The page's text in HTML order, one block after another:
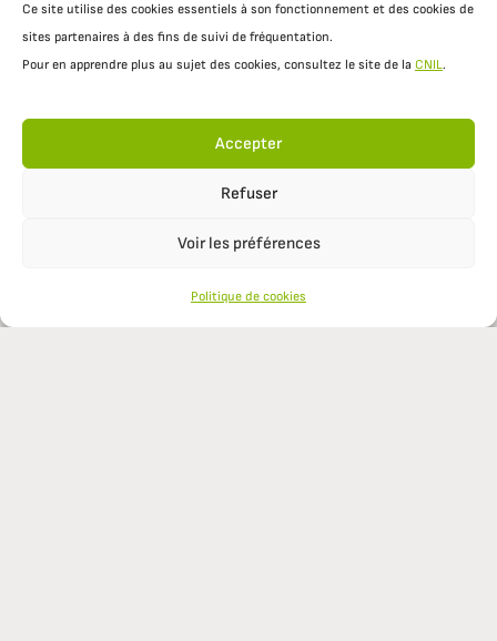
Ce site utilise des cookies essentiels à son fonctionnement et des cookies de
sites partenaires à des fins de suivi de fréquentation.
Pour en apprendre plus au sujet des cookies, consultez le site de la CNIL.
Accepter
Refuser
Voir les préférences
Politique de cookies